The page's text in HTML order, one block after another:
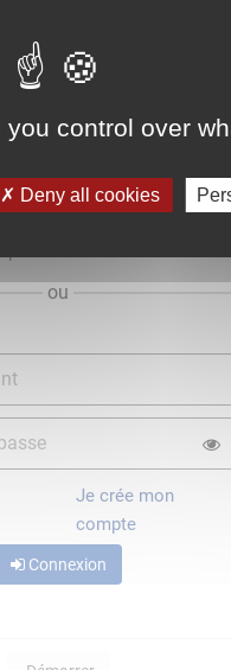
control over
Deny all cookies
vous connecter
sécuriser et simplifier
ou
Je crée mon
compte
Connexion